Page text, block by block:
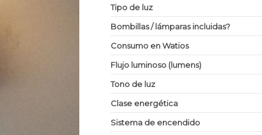
Tipo de luz
Bombillas / lámparas incluidas?
Consumo en Watios
Flujo luminoso (lumens)
Tono de luz
Clase energética
Sistema de encendido